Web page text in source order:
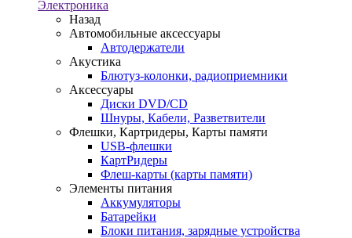
Электроника
Назад
Автомобильные аксессуары
Автодержатели
Акустика
Блютуз-колонки, радиоприемники
Аксессуары
Диски DVD/CD
Шнуры, Кабели, Разветвители
Флешки, Картридеры, Карты памяти
USB-флешки
КартРидеры
Флеш-карты (карты памяти)
Элементы питания
Аккумуляторы
Батарейки
Блоки питания, зарядные устройства